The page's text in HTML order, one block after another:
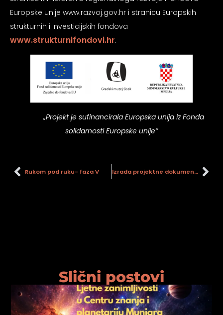
Europske unije www.razvoj.gov.hr i stranicu Europskih
strukturnih i investicijskih fondova
www.strukturnifondovi.hr.
„Projekt je sufinancirala Europska unija iz Fonda
solidarnosti Europske unije“
Rukom pod ruku- faza V Izrada projektne dokumentacije i provedba mjera zaštite upravne muzejske zgrade, Ulica kralja Tomislava 8, Sisak
Slični postovi